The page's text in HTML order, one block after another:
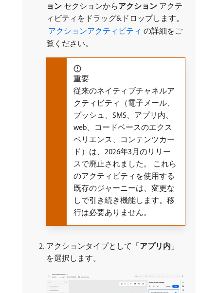
ョン セクションから​アクション アクテ
ィビティをドラッグ&ドロップします。
​ アクションアクティビティ ​ の詳細をご
覧ください。
重要
従来のネイティブチャネルア
クティビティ（電子メール、
プッシュ、SMS、アプリ内、
web、コードベースのエクス
ペリエンス、コンテンツカー
ド）は、2026年3月のリリー
スで廃止されました。 これら
のアクティビティを使用する
既存のジャーニーは、変更な
しで引き続き機能します。移
行は必要ありません。
アクションタイプとして「アプリ内 」
を選択します。